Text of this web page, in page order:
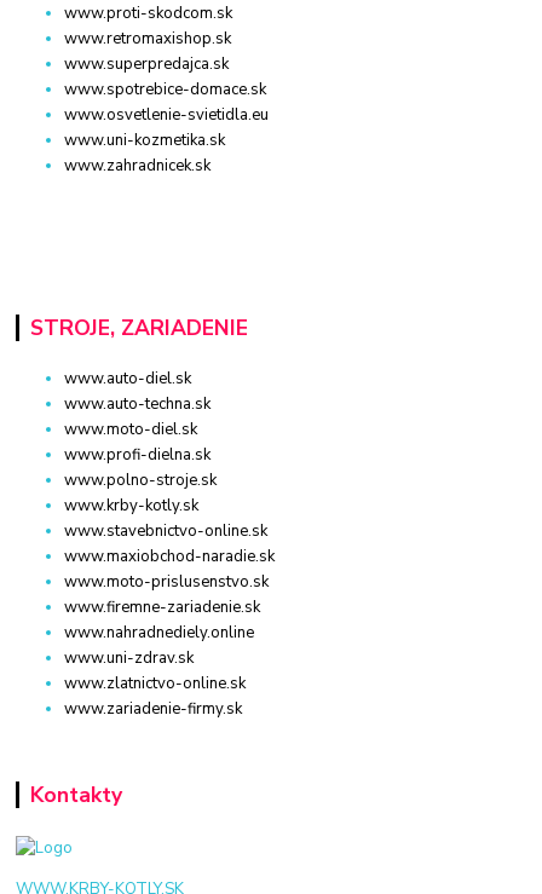
www.proti-skodcom.sk
www.retromaxishop.sk
www.superpredajca.sk
www.spotrebice-domace.sk
www.osvetlenie-svietidla.eu
www.uni-kozmetika.sk
www.zahradnicek.sk
STROJE, ZARIADENIE
www.auto-diel.sk
www.auto-techna.sk
www.moto-diel.sk
www.profi-dielna.sk
www.polno-stroje.sk
www.krby-kotly.sk
www.stavebnictvo-online.sk
www.maxiobchod-naradie.sk
www.moto-prislusenstvo.sk
www.firemne-zariadenie.sk
www.nahradnediely.online
www.uni-zdrav.sk
www.zlatnictvo-online.sk
www.zariadenie-firmy.sk
Kontakty
WWW.KRBY-KOTLY.SK